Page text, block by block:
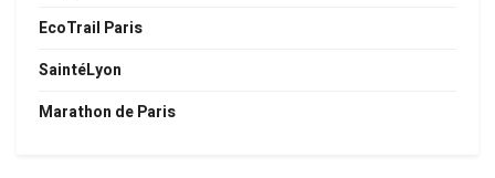
EcoTrail Paris
SaintéLyon
Marathon de Paris